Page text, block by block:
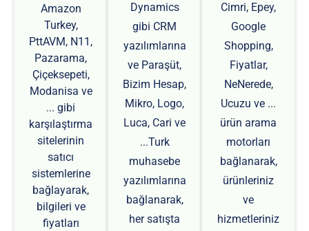
Amazon
Turkey,
PttAVM, N11,
Pazarama,
Çiçeksepeti,
Modanisa ve
... gibi
karşılaştırma
sitelerinin
satıcı
sistemlerine
bağlayarak,
bilgileri ve
fiyatları
Dynamics
gibi CRM
yazılımlarına
ve Paraşüt,
Bizim Hesap,
Mikro, Logo,
Luca, Cari ve
...Turk
muhasebe
yazılımlarına
bağlanarak,
her satışta
Cimri, Epey,
Google
Shopping,
Fiyatlar,
NeNerede,
Ucuzu ve ...
ürün arama
motorları
bağlanarak,
ürünleriniz
ve
hizmetleriniz